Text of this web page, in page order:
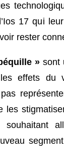
17 qui
rester
»sont
effets du
les